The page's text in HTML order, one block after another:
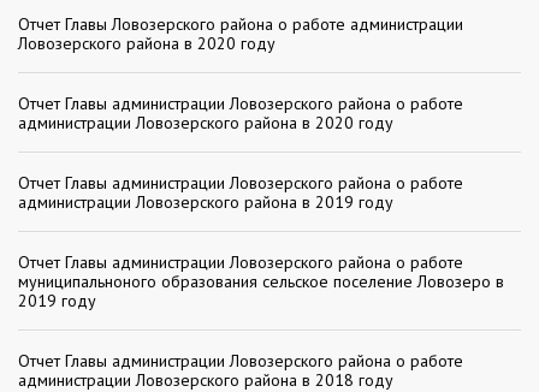
Отчет Главы Ловозерского района о работе администрации
Ловозерского района в 2020 году
Отчет Главы администрации Ловозерского района о работе
администрации Ловозерского района в 2020 году
Отчет Главы администрации Ловозерского района о работе
администрации Ловозерского района в 2019 году
Отчет Главы администрации Ловозерского района о работе
муниципальноного образования сельское поселение Ловозеро в
2019 году
Отчет Главы администрации Ловозерского района о работе
администрации Ловозерского района в 2018 году